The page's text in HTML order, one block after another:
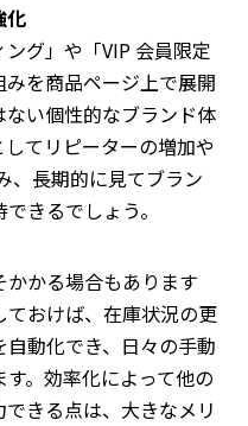
化
ング」や「VIP 会員限定
を商品ページ上で展開
い個性的なブランド体
てリピーターの増加や
、長期的に見てブラン
きるでしょう。
かる場合もあります
おけば、在庫状況の更
動化でき、日々の手動
。効率化によって他の
きる点は、大きなメリ